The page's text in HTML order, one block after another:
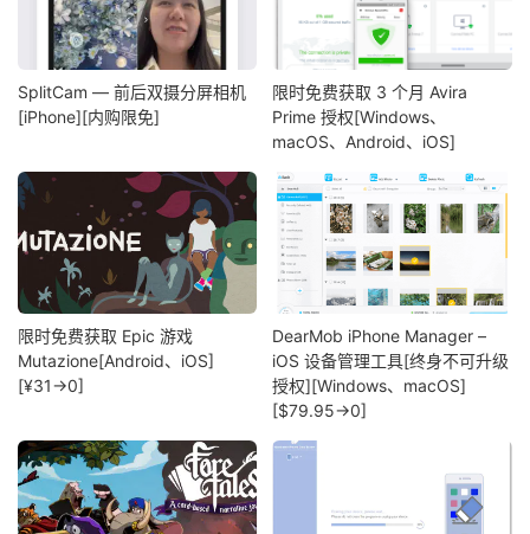
SplitCam — 前后双摄分屏相机
[iPhone][内购限免]
限时免费获取 3 个月 Avira
Prime 授权[Windows、
macOS、Android、iOS]
限时免费获取 Epic 游戏
Mutazione[Android、iOS]
[¥31→0]
DearMob iPhone Manager –
iOS 设备管理工具[终身不可升级
授权][Windows、macOS]
[$79.95→0]